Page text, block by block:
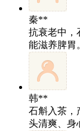
秦**
抗衰老中，
能滋养脾胃
韩**
石斛入茶，
头清爽、身